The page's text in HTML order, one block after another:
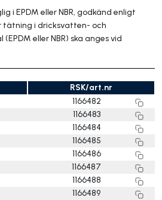
i EPDM eller NBR, godkänd enligt
tätning i dricksvatten- och
eller NBR) ska anges vid
RSK/art.nr
1166482
1166483
1166484
1166485
1166486
1166487
1166488
1166489